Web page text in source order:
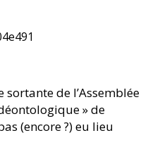
de l’Assemblée
» de
(encore ?) eu lieu